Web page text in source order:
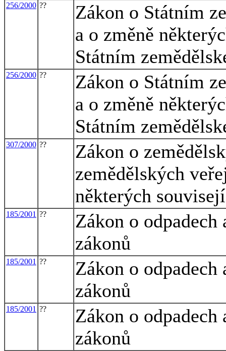
256/2000 ??
Zákon o Státním
a o změně
Státním
256/2000 ??
Zákon o Státním
a o změně
Státním
307/2000 ??
Zákon o
zemědělských
některých
185/2001 ??
Zákon o
zákonů
185/2001 ??
Zákon o
zákonů
185/2001 ??
Zákon o
zákonů